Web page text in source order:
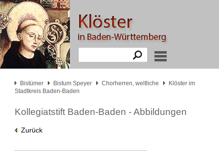
Bistümer Bistum Speyer Chorherren, weltliche
Klöster im
Stadtkreis Baden-Baden
Kollegiatstift Baden-Baden - Abbildungen
Zurück